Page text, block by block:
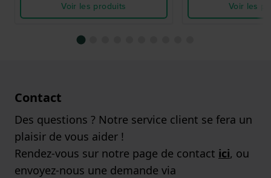
Voir les produits
Voir les
Contact
Des questions ? Notre service client se fera un
plaisir de vous aider !
Rendez-vous sur notre page de contact ici, ou
envoyez-nous une demande via